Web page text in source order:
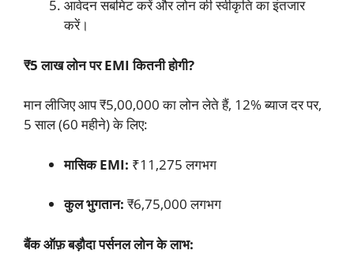
आवेदन सबमिट करें और लोन की स्वीकृति का इंतजार
करें।
₹5 लाख लोन पर EMI कितनी होगी?
मान लीजिए आप ₹5,00,000 का लोन लेते हैं, 12% ब्याज दर पर,
5 साल (60 महीने) के लिए:
मासिक EMI: ₹11,275 लगभग
कुल भुगतान: ₹6,75,000 लगभग
बैंक ऑफ़ बड़ौदा पर्सनल लोन के लाभ: